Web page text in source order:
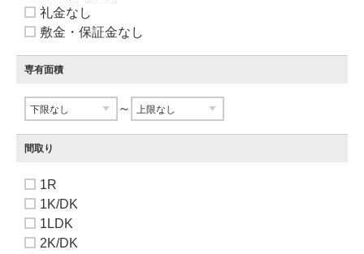
礼金なし
敷金・保証金なし
専有面積
～
間取り
1R
1K/DK
1LDK
2K/DK